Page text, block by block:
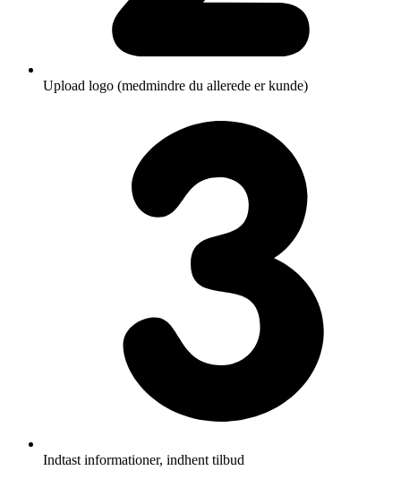
Upload logo (medmindre du allerede er kunde)
Indtast informationer, indhent tilbud